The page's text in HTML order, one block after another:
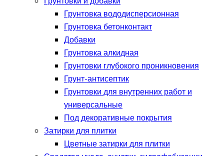
Грунтовка вододисперсионная
Грунтовка бетонконтакт
Добавки
Грунтовка алкидная
Грунтовки глубокого проникновения
Грунт-антисептик
Грунтовки для внутренних работ и
универсальные
Под декоративные покрытия
Затирки для плитки
Цветные затирки для плитки